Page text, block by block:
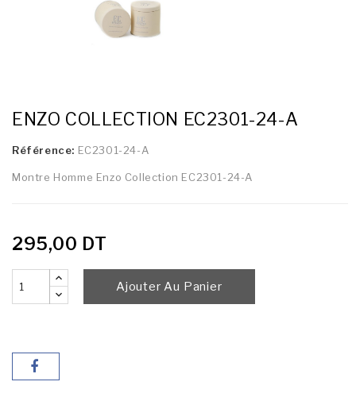
ENZO COLLECTION EC2301-24-A
Référence: EC2301-24-A
Montre Homme Enzo Collection EC2301-24-A
295,00 DT
Ajouter Au Panier